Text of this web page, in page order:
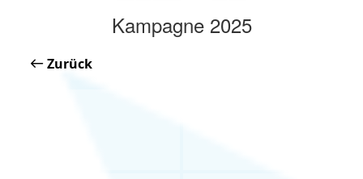
Kampagne 2025
Zurück